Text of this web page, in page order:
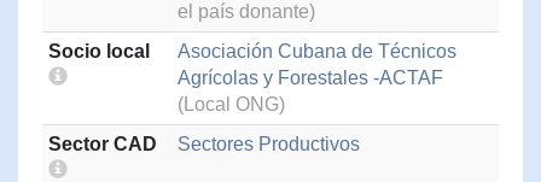
el país donante)
Socio local
Asociación Cubana de Técnicos
Agrícolas y Forestales -ACTAF
(Local ONG)
Sector CAD
Sectores Productivos